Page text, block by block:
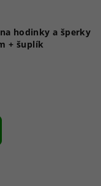
hodinky a šperky
+ šuplík